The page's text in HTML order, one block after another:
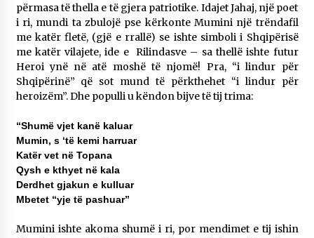
përmasa të thella e të gjera patriotike. Idajet Jahaj, një poet
i ri, mundi ta zbulojë pse kërkonte Mumini një trëndafil
me katër fletë, (gjë e rrallë) se ishte simboli i Shqipërisë
me katër vilajete, ide e Rilindasve – sa thellë ishte futur
Heroi ynë në atë moshë të njomë! Pra, “i lindur për
Shqipërinë” që sot mund të përkthehet “i lindur për
heroizëm”. Dhe populli u këndon bijve të tij trima:
“Shumë vjet kanë kaluar
Mumin, s ‘të kemi harruar
Katër vet në Topana
Qysh e kthyet në kala
Derdhet gjakun e kulluar
Mbetet “yje të pashuar”
Mumini ishte akoma shumë i ri, por mendimet e tij ishin